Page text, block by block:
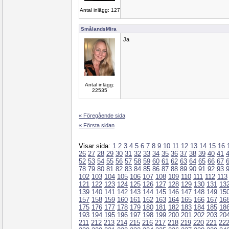
Antal inlägg: 127
SmålandsMira
Antal inlägg:
22535
Ja
« Föregående sida
« Första sidan
Visar sida: 1 2 3 4 5 6 7 8 9 10 11 12 13 14 15 16
26 27 28 29 30 31 32 33 34 35 36 37 38 39 40 41
52 53 54 55 56 57 58 59 60 61 62 63 64 65 66 67
78 79 80 81 82 83 84 85 86 87 88 89 90 91 92 93
102 103 104 105 106 107 108 109 110 111 112 113
121 122 123 124 125 126 127 128 129 130 131
139 140 141 142 143 144 145 146 147 148 149
157 158 159 160 161 162 163 164 165 166 167
175 176 177 178 179 180 181 182 183 184 185
193 194 195 196 197 198 199 200 201 202 203
211 212 213 214 215 216 217 218 219 220 221 222